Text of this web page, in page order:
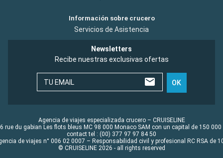
Información sobre crucero
Servicios de Asistencia
Newsletters
Recibe nuestras exclusivas ofertas
TU EMAIL OK
Agencia de viajes especializada crucero – CRUISELINE
rue du gabian Les flots bleus MC 98 000 Monaco SAM con un capital de 150 000
contact tel : (00) 377 97 97 84 50
de viajes n° 006 02 0007 – Responsabilidad civil y profesional RC RSA de
© CRUISELINE 2026 - all rights reserved